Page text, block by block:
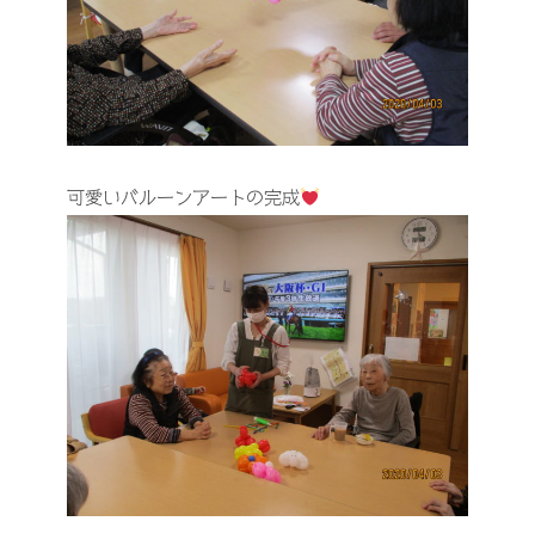
可愛いバルーンアートの完成